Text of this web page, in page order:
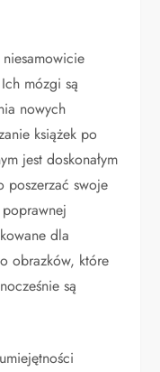
mózgi są
nowych
książek po
jest doskonałym
poszerzać swoje
dla
obrazków, które
są